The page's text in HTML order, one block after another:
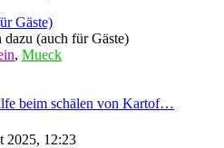
Gäste)
(auch für Gäste)
, Mueck
beim schälen von Kartof…
2025, 12:23